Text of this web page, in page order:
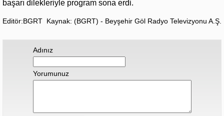
başarı dilekleriyle program sona erdi.
Editör:BGRT Kaynak: (BGRT) - Beyşehir Göl Radyo Televizyonu A.Ş.
Adınız
Yorumunuz